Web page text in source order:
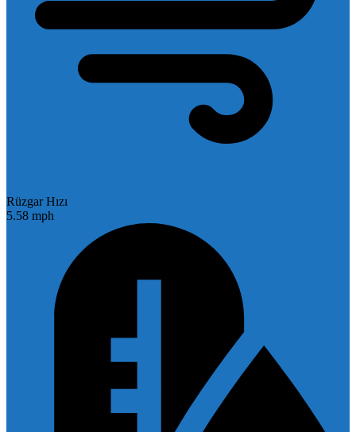
Rüzgar Hızı
5.58 mph